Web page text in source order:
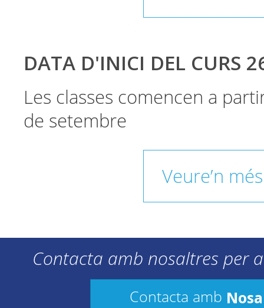
DATA D'INICI DEL CURS
Les classes comencen a
de setembre
Veure’n més
Contacta amb nosaltres per
Contacta amb